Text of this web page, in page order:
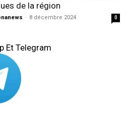
de la région
- 8 décembre 2024 0
Et Telegram